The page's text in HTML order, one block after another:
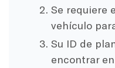
Se requiere
vehículo
Su ID de
encontrar